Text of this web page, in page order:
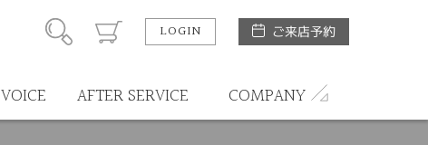
LOGIN ご来店予約
VOICE AFTER SERVICE COMPANY